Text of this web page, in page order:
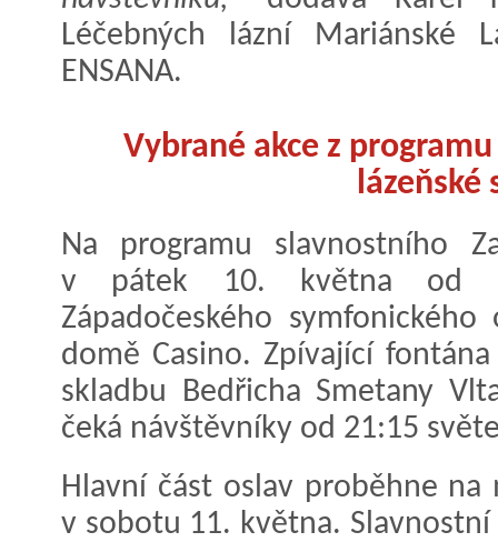
Léčebných lázní Mariánské
ENSANA.
Vybrané akce z
lázeňské
Na programu slavnostního
v pátek 10. května od
Západočeského
domě Casino. Zpívající
skladbu Bedřicha Smetany
čeká návštěvníky od 21:15
Hlavní část oslav proběhne na
v sobotu 11. května.